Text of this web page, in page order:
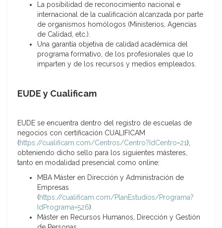
La posibilidad de reconocimiento nacional e
internacional de la cualificación alcanzada por parte
de organismos homólogos (Ministerios, Agencias
de Calidad, etc.).
Una garantía objetiva de calidad académica del
programa formativo, de los profesionales que lo
imparten y de los recursos y medios empleados.
EUDE y Cualificam
EUDE se encuentra dentro del registro de escuelas de
negocios con certificación CUALIFICAM
(https://cualificam.com/Centros/Centro?IdCentro=21),
obteniendo dicho sello para los siguientes másteres,
tanto en modalidad presencial como online:
MBA Máster en Dirección y Administración de
Empresas
(https://cualificam.com/PlanEstudios/Programa?
IdPrograma=526)
Máster en Recursos Humanos, Dirección y Gestión